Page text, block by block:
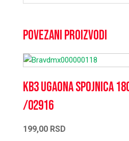
Povezani proizvodi
KB3 Ugaona spojnica
/02916
199,00 RSD